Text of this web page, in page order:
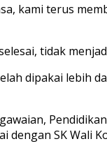
kami terus
tidak
dipakai lebih
dengan SK Wali